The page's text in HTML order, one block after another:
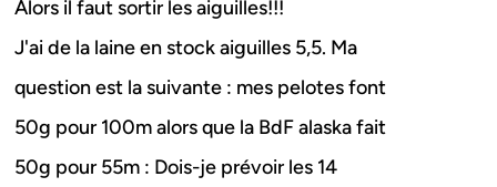
Alors il faut sortir les aiguilles!!!
J'ai de la laine en stock aiguilles 5,5. Ma
question est la suivante : mes pelotes font
50g pour 100m alors que la BdF alaska fait
50g pour 55m : Dois-je prévoir les 14